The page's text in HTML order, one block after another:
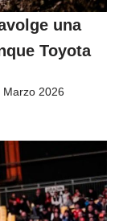
una
Toyota
Marzo 2026